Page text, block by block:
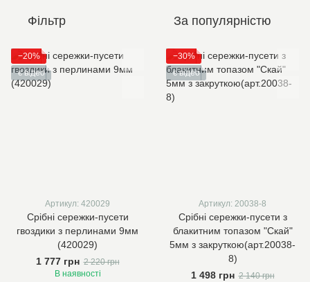
Фільтр За популярністю
−20%
є відео
Артикул: 420029
Срібні сережки-пусети
гвоздики з перлинами 9мм
(420029)
1 777 грн 2 220 грн
В наявності
−30%
є відео
Артикул: 20038-8
Срібні сережки-пусети з
блакитним топазом "Скай"
5мм з закруткою(арт.20038-
8)
1 498 грн 2 140 грн